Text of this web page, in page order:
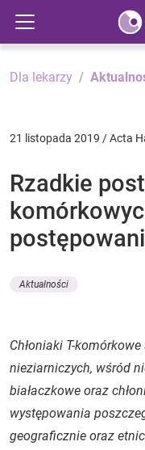
Dla lekarzy
21 listopada 2019 / Acta
Rzadkie
Aktualności
Chłoniaki T-
nieziarniczych, wśród
białaczkowe oraz
występowania
geograficznie oraz